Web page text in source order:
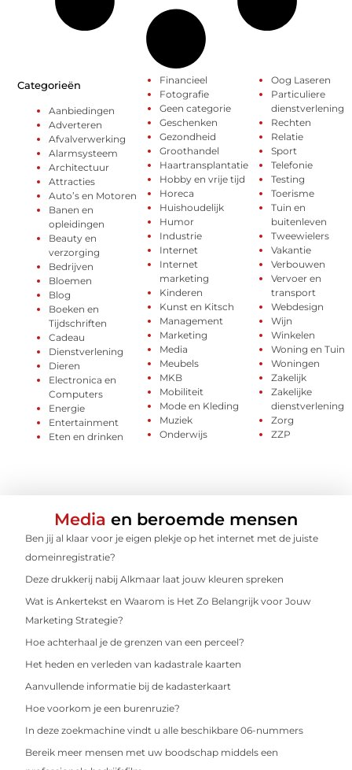
Categorieën
Aanbiedingen
Adverteren
Afvalverwerking
Alarmsysteem
Architectuur
Attracties
Auto’s en Motoren
Banen en
opleidingen
Beauty en
verzorging
Bedrijven
Bloemen
Blog
Boeken en
Tijdschriften
Cadeau
Dienstverlening
Dieren
Electronica en
Computers
Energie
Entertainment
Eten en drinken
Financieel
Fotografie
Geen categorie
Geschenken
Gezondheid
Groothandel
Haartransplantatie
Hobby en vrije tijd
Horeca
Huishoudelijk
Humor
Industrie
Internet
Internet
marketing
Kinderen
Kunst en Kitsch
Management
Marketing
Media
Meubels
MKB
Mobiliteit
Mode en Kleding
Muziek
Onderwijs
Oog Laseren
Particuliere
dienstverlening
Rechten
Relatie
Sport
Telefonie
Testing
Toerisme
Tuin en
buitenleven
Tweewielers
Vakantie
Verbouwen
Vervoer en
transport
Webdesign
Wijn
Winkelen
Woning en Tuin
Woningen
Zakelijk
Zakelijke
dienstverlening
Zorg
ZZP
Media en beroemde mensen
Ben jij al klaar voor je eigen plekje op het internet met de juiste
domeinregistratie?
Deze drukkerij nabij Alkmaar laat jouw kleuren spreken
Wat is Ankertekst en Waarom is Het Zo Belangrijk voor Jouw
Marketing Strategie?
Hoe achterhaal je de grenzen van een perceel?
Het heden en verleden van kadastrale kaarten
Aanvullende informatie bij de kadasterkaart
Hoe voorkom je een burenruzie?
In deze zoekmachine vindt u alle beschikbare 06-nummers
Bereik meer mensen met uw boodschap middels een